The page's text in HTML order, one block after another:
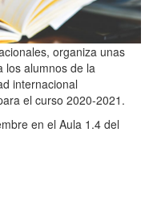
organiza unas
los alumnos de la
internacional
el curso 2020-2021.
en el Aula 1.4 del